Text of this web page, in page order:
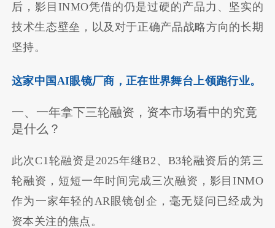
后，影目INMO凭借的仍是过硬的产品力、坚实的
技术生态壁垒，以及对于正确产品战略方向的长期
坚持。
这家中国AI眼镜厂商，正在世界舞台上领跑行业。
一、一年拿下三轮融资，资本市场看中的究竟
是什么？
此次C1轮融资是2025年继B2、B3轮融资后的第三
轮融资，短短一年时间完成三次融资，影目INMO
作为一家年轻的AR眼镜创企，毫无疑问已经成为
资本关注的焦点。